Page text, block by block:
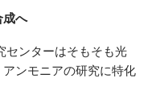
成へ
センターはそもそも光
ンモニアの研究に特化